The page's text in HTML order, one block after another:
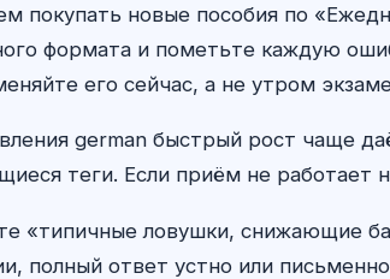
покупать новые пособия по
формата и пометьте каждую
его сейчас, а не утром
german быстрый рост чаще
теги. Если приём не работает
«типичные ловушки, снижающие
полный ответ устно или